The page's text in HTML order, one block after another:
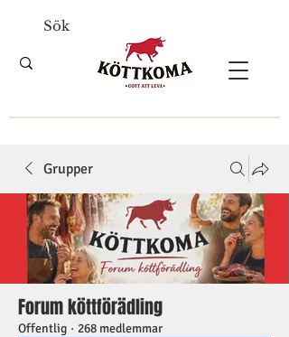
Grupper
Forum köttförädling
Offentlig · 268 medlemmar